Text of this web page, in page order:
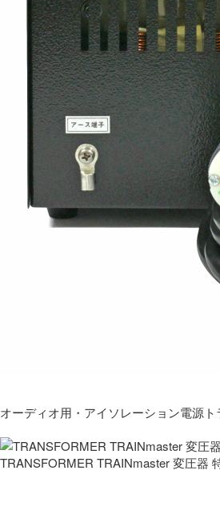
オーディオ用・アイソレーション電源
TRANSFORMER TRAINmaster 変圧器